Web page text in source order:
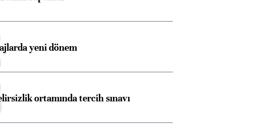
yeni dönem
ortamında tercih sınavı